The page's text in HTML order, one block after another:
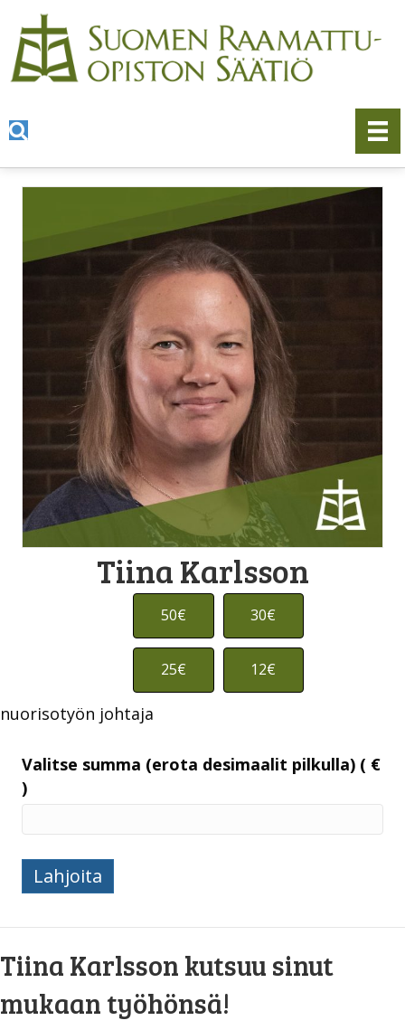
Tiina Karlsson
50€ 30€
25€ 12€
nuorisotyön johtaja
Valitse summa (erota desimaalit pilkulla) ( €
)
Tiina
Karlsson
Lahjoita
Tiina Karlsson kutsuu sinut
mukaan työhönsä!